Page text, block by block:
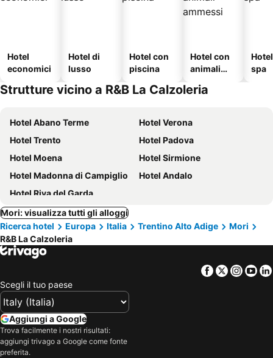
Hotel
economici
Hotel di
lusso
Hotel con
piscina
Hotel con
animali
spa
Strutture vicino a R&B La Calzoleria
Hotel Abano Terme
Hotel Verona
Hotel Trento
Hotel Padova
Hotel Moena
Hotel Sirmione
Hotel Madonna di Campiglio
Hotel Andalo
Hotel Riva del Garda
Mori: visualizza tutti gli alloggi
Ricerca hotel
Europa Italia Trentino Alto Adige
Mori
R&B La Calzoleria
Facebook
Twitter
Scegli il tuo paese
Aggiungi a Google
Trova facilmente i nostri risultati:
aggiungi trivago a Google come fonte
preferita.